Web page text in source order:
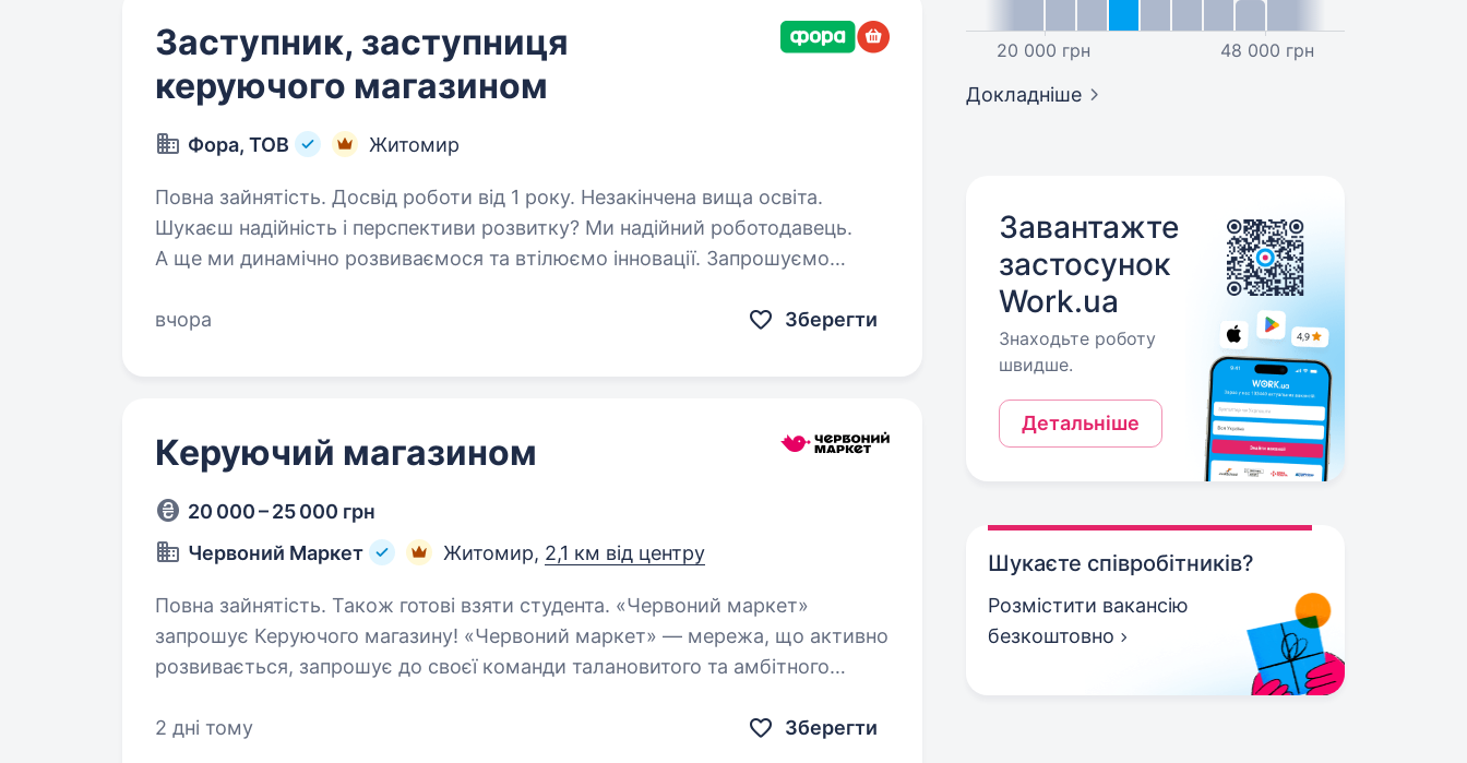
Заступник, заступниця
керуючого магазином
Фора, ТОВ Житомир
Повна зайнятість. Досвід роботи від 1 року. Незакінчена вища освіта.
Шукаєш надійність і перспективи розвитку? Ми надійний роботодавець.
А ще ми динамічно розвиваємося та втілюємо інновації. Запрошуємо
Працюємо, щоб…
вчора Зберегти
Керуючий магазином
20 000 – 25 000 грн
Червоний Маркет
Житомир, 2,1 км від центру
Повна зайнятість. Також готові взяти студента. «Червоний маркет»
запрошує Керуючого магазину! «Червоний маркет» — мережа, що активно
розвивається, запрошує до своєї команди талановитого та амбітного
2 дні тому
Зберегти
20 000 грн 48 000 грн
Докладніше
Завантажте
застосунок
Work.ua
Знаходьте роботу
швидше.
Детальніше
Шукаєте співробітників?
Розмістити вакансію
безкоштовно